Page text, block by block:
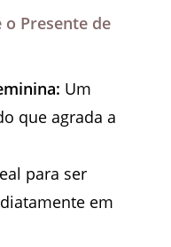
o Presente de
Um
que agrada a
para ser
em